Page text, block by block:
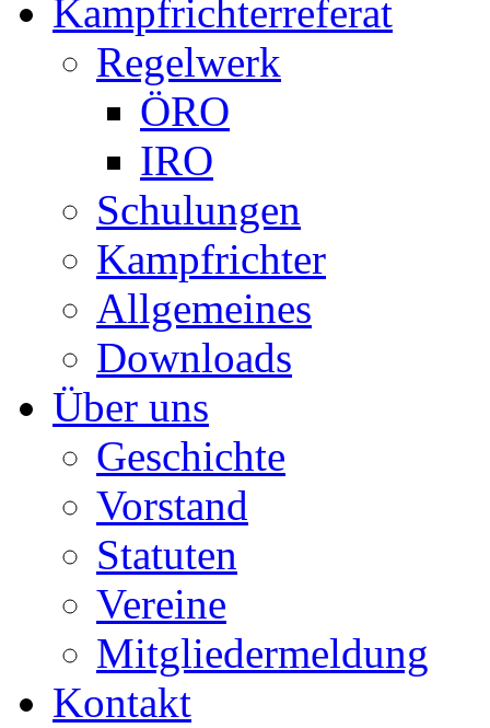
Kampfrichterreferat
Regelwerk
ÖRO
IRO
Schulungen
Kampfrichter
Allgemeines
Downloads
Über uns
Geschichte
Vorstand
Statuten
Vereine
Mitgliedermeldung
Kontakt